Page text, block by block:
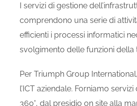
I servizi di gestione
comprendono una serie di
efficienti i processi informatici
svolgimento delle funzioni della
Per Triumph Group
l’ICT aziendale. Forniamo
360°, dal presidio on site alla